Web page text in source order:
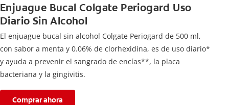
Enjuague Bucal Colgate Periogard Uso
Diario Sin Alcohol
El enjuague bucal sin alcohol Colgate Periogard de 500 ml,
con sabor a menta y 0.06% de clorhexidina, es de uso diario*
y ayuda a prevenir el sangrado de encías**, la placa
bacteriana y la gingivitis.
Comprar ahora